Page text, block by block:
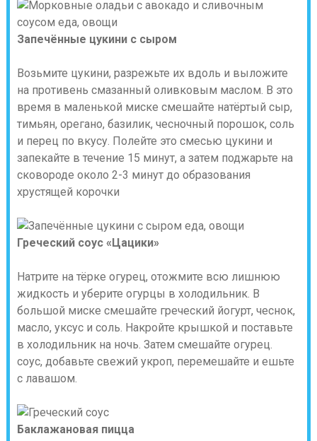
Запечённые цукини с сыром
Возьмите цукини, разрежьте их вдоль и выложите
на противень смазанный оливковым маслом. В это
время в маленькой миске смешайте натёртый сыр,
тимьян, орегано, базилик, чесночный порошок, соль
и перец по вкусу. Полейте это смесью цукини и
запекайте в течение 15 минут, а затем поджарьте на
сковороде около 2-3 минут до образования
хрустящей корочки
Греческий соус «Цацики»
Натрите на тёрке огурец, отожмите всю лишнюю
жидкость и уберите огурцы в холодильник. В
большой миске смешайте греческий йогурт, чеснок,
масло, уксус и соль. Накройте крышкой и поставьте
в холодильник на ночь. Затем смешайте огурец.
соус, добавьте свежий укроп, перемешайте и ешьте
с лавашом.
Баклажановая пицца